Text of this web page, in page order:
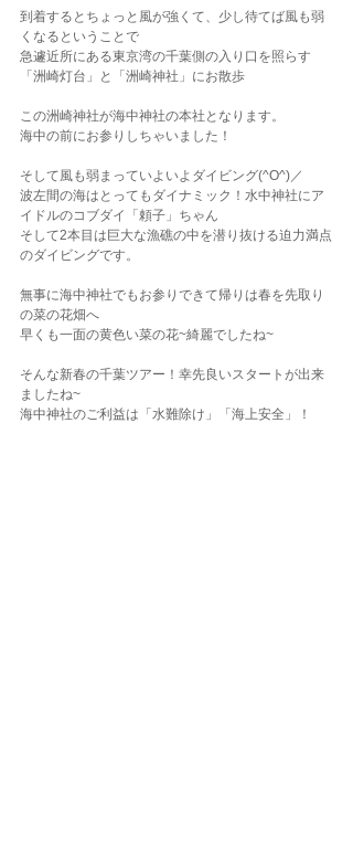
到着するとちょっと風が強くて、少し待てば風も弱
くなるということで
急遽近所にある東京湾の千葉側の入り口を照らす
「洲崎灯台」と「洲崎神社」にお散歩
この洲崎神社が海中神社の本社となります。
海中の前にお参りしちゃいました！
そして風も弱まっていよいよダイビング(^O^)／
波左間の海はとってもダイナミック！水中神社にア
イドルのコブダイ「頼子」ちゃん
そして2本目は巨大な漁礁の中を潜り抜ける迫力満点
のダイビングです。
無事に海中神社でもお参りできて帰りは春を先取り
の菜の花畑へ
早くも一面の黄色い菜の花~綺麗でしたね~
そんな新春の千葉ツアー！幸先良いスタートが出来
ましたね~
海中神社のご利益は「水難除け」「海上安全」！